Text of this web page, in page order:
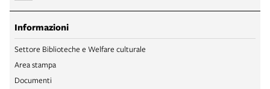
Informazioni
Settore Biblioteche e Welfare culturale
Area stampa
Documenti